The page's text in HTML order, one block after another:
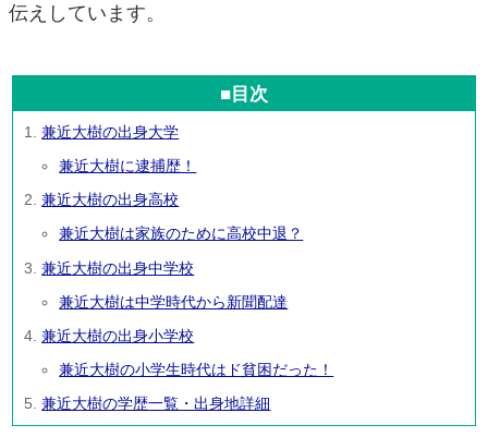
伝えしています。
■目次
兼近大樹の出身大学
兼近大樹に逮捕歴！
兼近大樹の出身高校
兼近大樹は家族のために高校中退？
兼近大樹の出身中学校
兼近大樹は中学時代から新聞配達
兼近大樹の出身小学校
兼近大樹の小学生時代はド貧困だった！
兼近大樹の学歴一覧・出身地詳細